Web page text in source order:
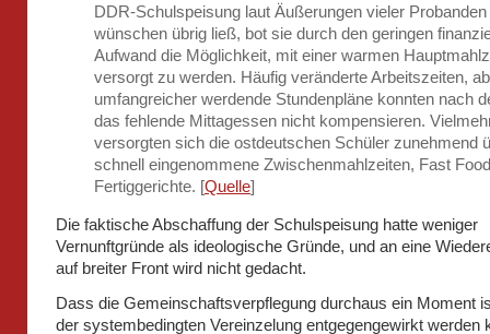
DDR-Schulspeisung laut Äußerungen vieler
wünschen übrig ließ, bot sie durch den geringen
Aufwand die Möglichkeit, mit einer warmen
versorgt zu werden. Häufig veränderte Arbeitszeiten,
umfangreicher werdende Stundenpläne konnten nach
das fehlende Mittagessen nicht kompensieren.
versorgten sich die ostdeutschen Schüler zunehmend
schnell eingenommene Zwischenmahlzeiten, Fast
Fertiggerichte. [Quelle]
Die faktische Abschaffung der Schulspeisung hatte weniger
Vernunftgründe als ideologische Gründe, und an eine
auf breiter Front wird nicht gedacht.
Dass die Gemeinschaftsverpflegung durchaus ein Moment
der systembedingten Vereinzelung entgegengewirkt werden